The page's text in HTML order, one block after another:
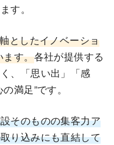
す。
としたイノベーショ
ます。各社が提供する
、「思い出」「感
満足”です。
そのものの集客力ア
り込みにも直結して